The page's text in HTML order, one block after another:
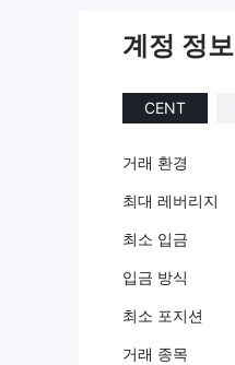
계정 정보
CENT
거래 환경
최대 레버리지
최소 입금
입금 방식
최소 포지션
거래 종목